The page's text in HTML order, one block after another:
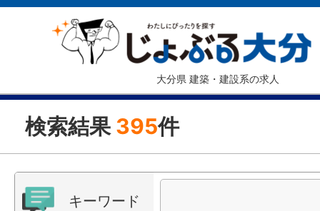
大分県 建築・建設系の求人
検索結果 395件
キーワード